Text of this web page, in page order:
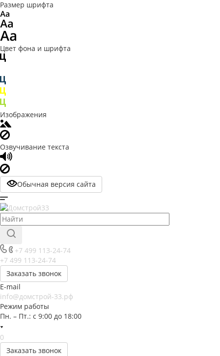
Размер шрифта
Цвет фона и шрифта
Изображения
Озвучивание текста
Обычная версия сайта
+7 499 113-24-74
+7 499 113-24-74
Заказать звонок
E-mail
info@домстрой-33.рф
Режим работы
Пн. – Пт.: с 9:00 до 18:00
0
Заказать звонок